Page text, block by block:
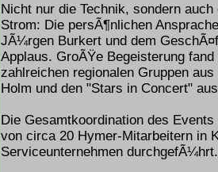
Nicht nur die Technik, sondern
Strom: Die persÃ¶nlichen
JÃ¼rgen Burkert und dem
Applaus. GroÃŸe Begeisterung
zahlreichen regionalen Gruppen
Holm und den "Stars in Concert"
Die Gesamtkoordination des
von circa 20 Hymer-Mitarbeitern in
Serviceunternehmen durchgefÃ¼hrt.